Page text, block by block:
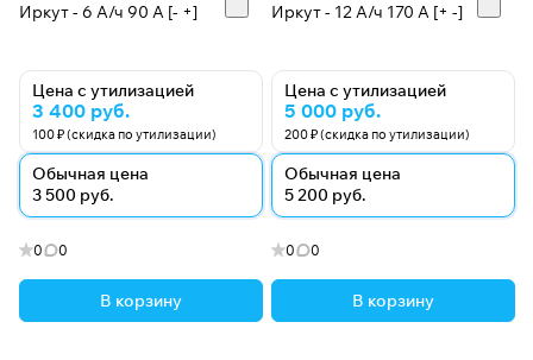
Иркут - 6 А/ч 90 A [- +]
Цена с утилизацией
3 400 руб.
100 ₽ (скидка по утилизации)
Обычная цена
3 500 руб.
0 0
В корзину
Иркут - 12 А/ч 170 A [+ -]
Цена с утилизацией
5 000 руб.
200 ₽ (скидка по утилизации)
Обычная цена
5 200 руб.
0 0
В корзину